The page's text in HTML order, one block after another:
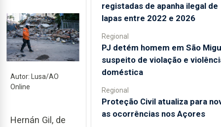
Autor: Lusa/AO
Online
Hernán Gil, de
registadas de apanha ilegal de
lapas entre 2022 e 2026
Regional
PJ detém homem em São
suspeito de violação e
doméstica
Regional
Proteção Civil atualiza para
as ocorrências nos Açores